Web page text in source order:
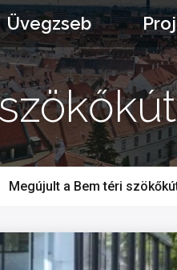
Üvegzseb
Megújult a Bem téri